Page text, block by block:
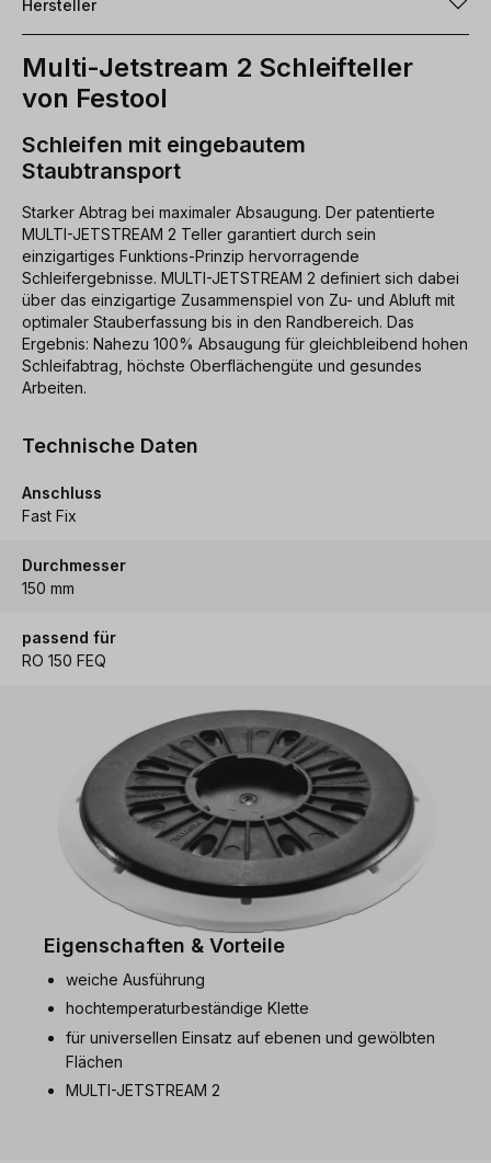
Hersteller
Multi-Jetstream 2 Schleifteller
von Festool
Schleifen mit eingebautem
Staubtransport
Starker Abtrag bei maximaler Absaugung. Der patentierte
MULTI-JETSTREAM 2 Teller garantiert durch sein
einzigartiges Funktions-Prinzip hervorragende
Schleifergebnisse. MULTI-JETSTREAM 2 definiert sich dabei
über das einzigartige Zusammenspiel von Zu- und Abluft mit
optimaler Stauberfassung bis in den Randbereich. Das
Ergebnis: Nahezu 100% Absaugung für gleichbleibend hohen
Schleifabtrag, höchste Oberflächengüte und gesundes
Arbeiten.
Technische Daten
Anschluss
Fast Fix
Durchmesser
150 mm
passend für
RO 150 FEQ
Eigenschaften & Vorteile
weiche Ausführung
hochtemperaturbeständige Klette
für universellen Einsatz auf ebenen und gewölbten
Flächen
MULTI-JETSTREAM 2